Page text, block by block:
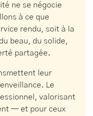
ne se négocie
à ce que
rendu, soit à la
beau, du solide,
partagée.
leur
Le
valorisant
— et pour ceux